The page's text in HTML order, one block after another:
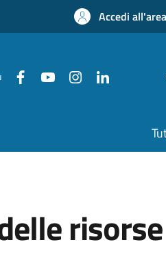
Accedi
risorse